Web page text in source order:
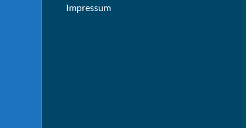
Impressum